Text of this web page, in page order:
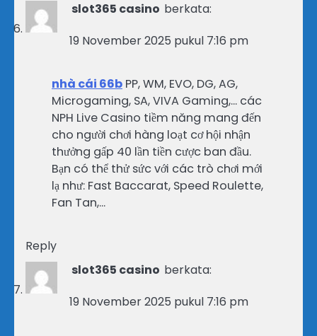
slot365 casino berkata:
19 November 2025 pukul 7:16 pm
nhà cái 66b PP, WM, EVO, DG, AG,
Microgaming, SA, VIVA Gaming,… các
NPH Live Casino tiềm năng mang đến
cho người chơi hàng loạt cơ hội nhận
thưởng gấp 40 lần tiền cược ban đầu.
Bạn có thể thử sức với các trò chơi mới
lạ như: Fast Baccarat, Speed Roulette,
Fan Tan,…
Reply
slot365 casino berkata:
19 November 2025 pukul 7:16 pm